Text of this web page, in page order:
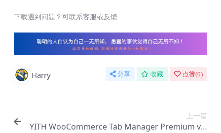
下载遇到问题？可联系客服或反馈
Harry 分享 收藏 点赞(0)
上一篇
YITH WooCommerce Tab Manager Premium v1.